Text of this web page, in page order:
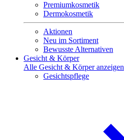
Premiumkosmetik
Dermokosmetik
Aktionen
Neu im Sortiment
Bewusste Alternativen
Gesicht & Körper
Alle Gesicht & Körper anzeigen
Gesichtspflege